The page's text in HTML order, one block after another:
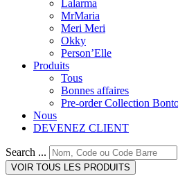
Lalarma
MrMaria
Meri Meri
Okky
Person’Elle
Produits
Tous
Bonnes affaires
Pre-order Collection
Nous
DEVENEZ CLIENT
Search ...
VOIR TOUS LES PRODUITS